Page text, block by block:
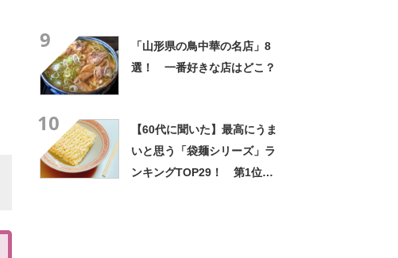
9
「山形県の鳥中華の名店」8
選！ 一番好きな店はどこ？
10
【60代に聞いた】最高にうま
いと思う「袋麺シリーズ」ラ
ンキングTOP29！ 第1位は